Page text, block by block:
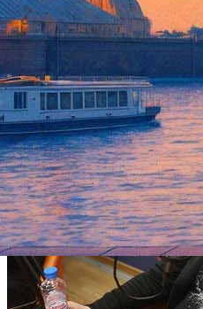
в Санкт-Петербурге.
Ранее в Министерстве
«Я вообще люблю кладбища.
летучих мышей», – сказал в